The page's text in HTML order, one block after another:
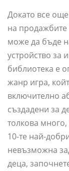
Докато все още
на
може да бъде
устройство за
библиотека е
жанр игра,
включително
създадени за
толкова
10-те най-
невъзможна
деца,